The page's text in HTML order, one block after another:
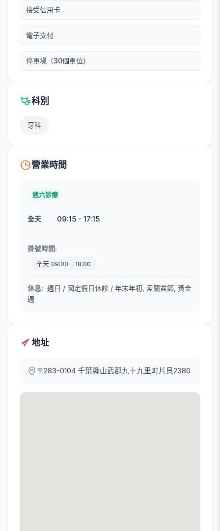
接受信用卡
電子支付
停車場（30個車位）
科別
牙科
營業時間
週六診療
全天 09:15 - 17:15
掛號時間:
全天 09:00 - 18:00
休息: 週日 / 國定假日休診 / 年末年初, 盂蘭盆節, 黃金
週
地址
〒283-0104 千葉縣山武郡九十九里町片貝2380